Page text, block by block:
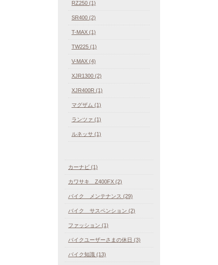
RZ250 (1)
SR400 (2)
T-MAX (1)
TW225 (1)
V-MAX (4)
XJR1300 (2)
XJR400R (1)
マグザム (1)
ランツァ (1)
ルネッサ (1)
カーナビ (1)
カワサキ Z400FX (2)
バイク メンテナンス (29)
バイク サスペンション (2)
ファッション (1)
バイクユーザーさまの休日 (3)
バイク知識 (13)